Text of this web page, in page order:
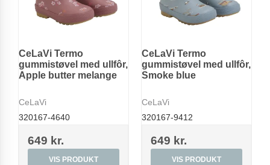
CeLaVi Termo
gummistøvel med ullfôr,
Apple butter melange
CeLaVi
320167-4640
649 kr.
VIS PRODUKT
CeLaVi Termo
gummistøvel med ullfôr,
Smoke blue
CeLaVi
320167-9412
649 kr.
VIS PRODUKT